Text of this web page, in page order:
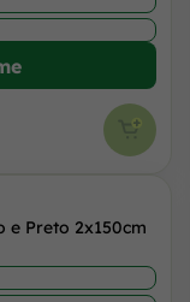
e Preto 2x150cm